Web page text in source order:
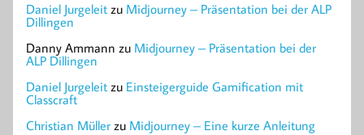
Daniel Jurgeleit zu Midjourney – Präsentation bei der ALP
Dillingen
Danny Ammann zu Midjourney – Präsentation bei der
ALP Dillingen
Daniel Jurgeleit zu Einsteigerguide Gamification mit
Classcraft
Christian Müller zu Midjourney – Eine kurze Anleitung